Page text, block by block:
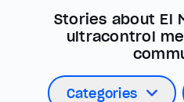
Stories about El
ultracontrol
Categories